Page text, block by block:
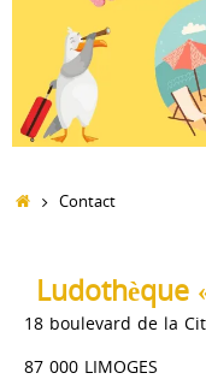
Accueil
Contact
Ludothèque
18 boulevard de la
87 000 LIMOGES